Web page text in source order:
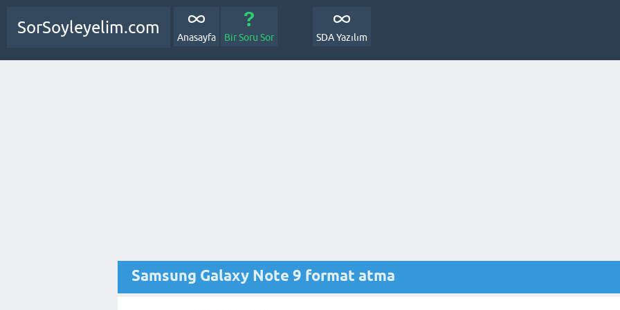
SorSoyleyelim.com
Anasayfa Bir Soru Sor SDA Yazılım
Samsung Galaxy Note 9 format atma